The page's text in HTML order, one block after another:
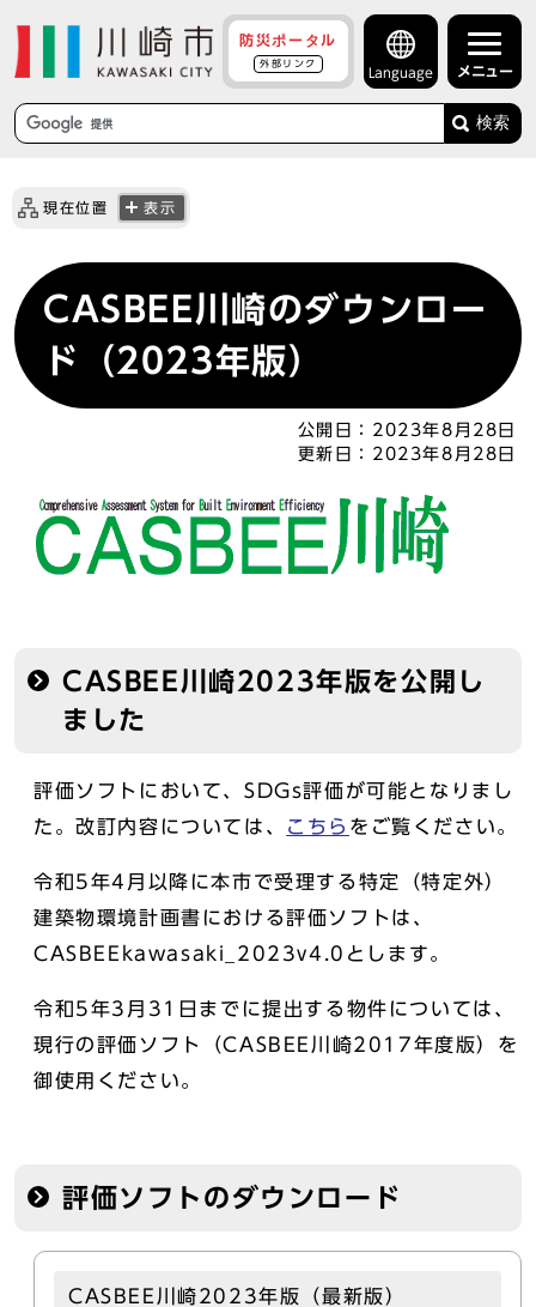
防災ポータル
外部リンク
Language メニュー
検索
現在位置 表示
CASBEE川崎のダウンロー
ド（2023年版）
公開日： 2023年8月28日
更新日： 2023年8月28日
CASBEE川崎2023年版を公開し
ました
評価ソフトにおいて、SDGs評価が可能となりまし
た。改訂内容については、
こちら をご覧ください。
令和5年4月以降に本市で受理する特定（特定外）
建築物環境計画書における評価ソフトは、
CASBEEkawasaki_2023v4.0とします。
令和5年3月31日までに提出する物件については、
現行の評価ソフト（CASBEE川崎2017年度版）を
御使用ください。
評価ソフトのダウンロード
CASBEE川崎2023年版（最新版）